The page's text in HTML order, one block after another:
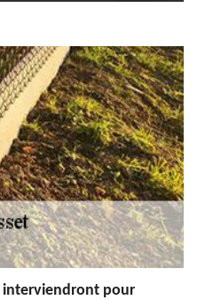
interviendront pour